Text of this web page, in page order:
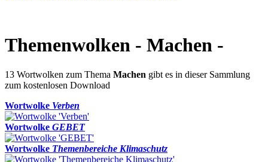
Themenwolken - Machen -
13 Wortwolken zum Thema Machen gibt es in dieser Sammlung
zum kostenlosen Download
Wortwolke Verben
Wortwolke GEBET
Wortwolke Themenbereiche Klimaschutz